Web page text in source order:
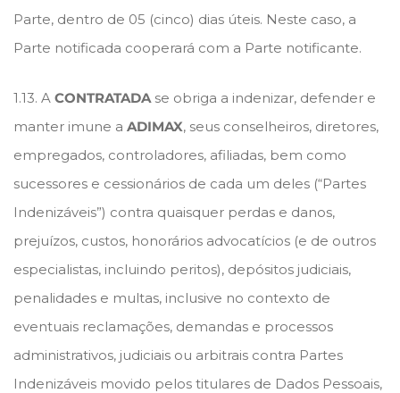
Parte, dentro de 05 (cinco) dias úteis. Neste caso, a
Parte notificada cooperará com a Parte notificante.
1.13. A CONTRATADAse obriga a indenizar, defender e
manter imune a ADIMAX, seus conselheiros, diretores,
empregados, controladores, afiliadas, bem como
sucessores e cessionários de cada um deles (“Partes
Indenizáveis”) contra quaisquer perdas e danos,
prejuízos, custos, honorários advocatícios (e de outros
especialistas, incluindo peritos), depósitos judiciais,
penalidades e multas, inclusive no contexto de
eventuais reclamações, demandas e processos
administrativos, judiciais ou arbitrais contra Partes
Indenizáveis movido pelos titulares de Dados Pessoais,